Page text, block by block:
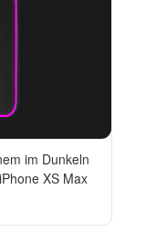
im Dunkeln
XS Max